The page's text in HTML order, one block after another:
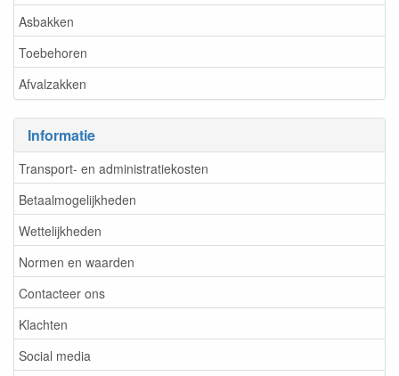
Asbakken
Toebehoren
Afvalzakken
Informatie
Transport- en administratiekosten
Betaalmogelijkheden
Wettelijkheden
Normen en waarden
Contacteer ons
Klachten
Social media